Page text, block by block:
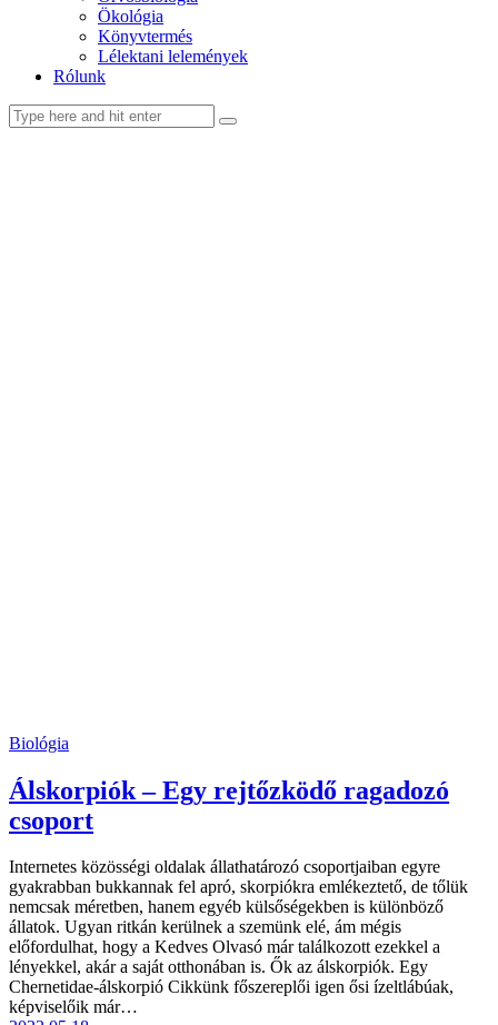
Ökológia
Könyvtermés
Lélektani lelemények
Rólunk
Biológia
Álskorpiók – Egy rejtőzködő ragadozó
csoport
Internetes közösségi oldalak állathatározó csoportjaiban egyre
gyakrabban bukkannak fel apró, skorpiókra emlékeztető, de tőlük
nemcsak méretben, hanem egyéb külsőségekben is különböző
állatok. Ugyan ritkán kerülnek a szemünk elé, ám mégis
előfordulhat, hogy a Kedves Olvasó már találkozott ezekkel a
lényekkel, akár a saját otthonában is. Ők az álskorpiók. Egy
Chernetidae-álskorpió Cikkünk főszereplői igen ősi ízeltlábúak,
képviselőik már…